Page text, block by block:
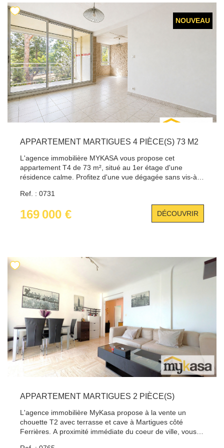
information ou pour organiser une visite, contactez
Dimitry
1er étage de la résidence peut être vendu avec
l'appartement en supplément. A visiter sans tarder. Pour
tout renseignement, contacter Benjamin Martino au 06 51
01 77 44.
NOUVEAU
APPARTEMENT MARTIGUES 4 PIÈCE(S) 73 M2
L'agence immobilière MYKASA vous propose cet
appartement T4 de 73 m², situé au 1er étage d'une
résidence calme. Profitez d'une vue dégagée sans vis-à-
grandes baies vitrées. Ce bien clé en main, prêt à
emménager, se compose d'une cuisine et d'un séjour
lumineux, de 3 chambres, d'un cellier, d'une salle d'eau
ainsi que de rangements optimisés. Le bien dispose
Proche des écoles et des commodités, il représente une
opportunité rare dans un secteur recherché. À visiter sans
tarder ! Pour tout renseignement, contacter Benjamin
Idda au 06.44.71.32.69.
Ref. : 0731
169 000 € DÉCOUVRIR
APPARTEMENT MARTIGUES 2 PIÈCE(S)
L'agence immobilière MyKasa propose à la vente un
chouette T2 avec terrasse et cave à Martigues côté
Ferrières. A proximité immédiate du coeur de ville, vous